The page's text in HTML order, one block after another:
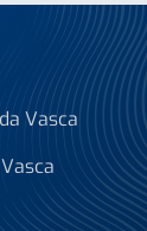
Vasca